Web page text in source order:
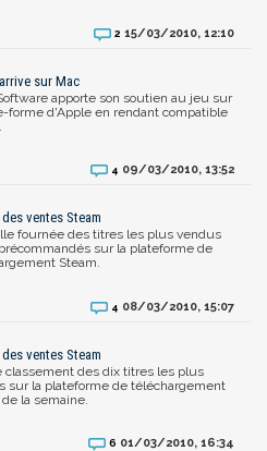
2 15/03/2010, 12:10
sur Mac
apporte son soutien au jeu sur
forme d'Apple en rendant compatible
4 09/03/2010, 13:52
ventes Steam
fournée des titres les plus vendus
sur la plateforme de
Steam.
4 08/03/2010, 15:07
ventes Steam
classement des dix titres les plus
sur la plateforme de téléchargement
la semaine.
6 01/03/2010, 16:34